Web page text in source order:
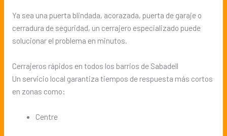
Ya sea una puerta blindada, acorazada, puerta de garaje o
cerradura de seguridad, un cerrajero especializado puede
solucionar el problema en minutos.
Cerrajeros rápidos en todos los barrios de Sabadell
Un servicio local garantiza tiempos de respuesta más cortos
en zonas como:
Centre